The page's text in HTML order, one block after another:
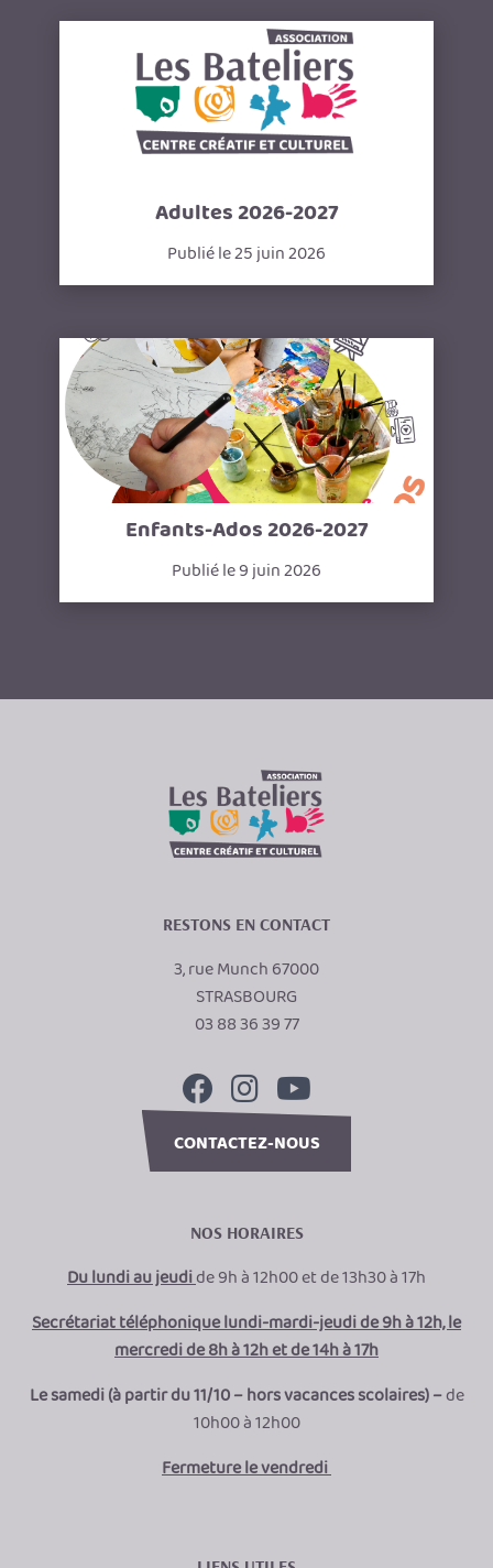
Adultes 2026-2027
Publié le 25 juin 2026
Enfants-Ados 2026-2027
Publié le 9 juin 2026
RESTONS EN CONTACT
3, rue Munch 67000
STRASBOURG
03 88 36 39 77
CONTACTEZ-NOUS
NOS HORAIRES
Du lundi au jeudide 9h à 12h00 et de 13h30 à 17h
Secrétariat téléphonique lundi-mardi-jeudi de 9h à 12h, le
mercredi de 8h à 12h et de 14h à 17h
Le samedi (à partir du 11/10 – hors vacances scolaires) –de
10h00 à 12h00
Fermeture le vendredi